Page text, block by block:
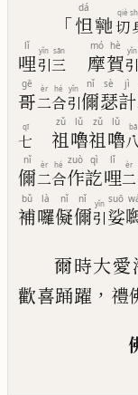
「怛
dá
𭔞切
qiè
哩
lǐ
引
yǐn
三
sān
摩
mó
賀
hè
引
yǐn
哥
gē
二
èr
合
hé
引
yǐn
儞
nǐ
瑟
sè
計
jì
七
qī
祖
zǔ
嚕
lǔ
祖
zǔ
嚕
lǔ
八
bā
儞
nǐ
二
èr
合
hé
作
zuò
訖
qì
哩
lǐ
二
èr
補
bǔ
囉
là
儗
nǐ
儞
nǐ
引
yǐn
娑
suō
爾時大愛
歡喜踊躍 ， 禮